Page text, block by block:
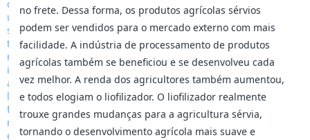
no frete. Dessa forma, os produtos agrícolas sérvios
podem ser vendidos para o mercado externo com mais
facilidade. A indústria de processamento de produtos
agrícolas também se beneficiou e se desenvolveu cada
vez melhor. A renda dos agricultores também aumentou,
e todos elogiam o liofilizador. O liofilizador realmente
trouxe grandes mudanças para a agricultura sérvia,
tornando o desenvolvimento agrícola mais suave e